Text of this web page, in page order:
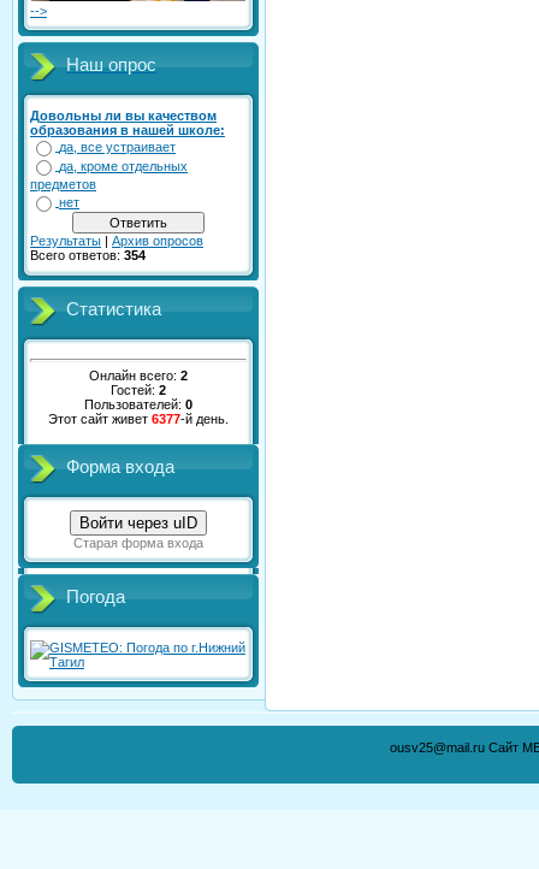
-->
Наш опрос
Довольны ли вы качеством
образования в нашей школе:
да, все устраивает
да, кроме отдельных
предметов
нет
Результаты | Архив опросов
Всего ответов: 354
Статистика
Онлайн всего: 2
Гостей: 2
Пользователей: 0
Этот сайт живет 6377-й день.
Форма входа
Войти через uID
Старая форма входа
Погода
ousv25@mail.ru Сайт